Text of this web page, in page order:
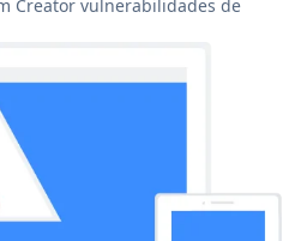
Creator vulnerabilidades de